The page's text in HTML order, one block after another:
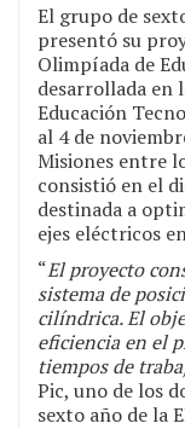
El grupo de
presentó su
Olimpíada de
desarrollada en
Educación
al 4 de
Misiones entre
consistió en el
destinada a
ejes eléctricos
“El proyecto
sistema de
cilíndrica. El
eficiencia en el
tiempos de
Pic, uno de los
sexto año de la